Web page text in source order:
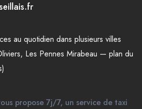
au quotidien dans plusieurs villes
, Les Pennes Mirabeau — plan du
propose 7j/7, un service de taxi